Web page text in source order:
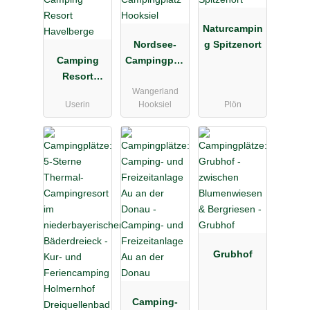
Camping
Resort
Userin
Nordsee-
Campingplat
Wangerland
Hooksiel
Naturcampin
g Spitzenort
Plön
Camping-
Grubhof